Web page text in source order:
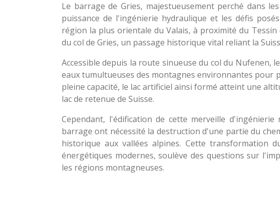
Le barrage de Gries, majestueusement perché dans
puissance de l'ingénierie hydraulique et les défis
région la plus orientale du Valais, à proximité du
du col de Gries, un passage historique vital reliant la
Accessible depuis la route sinueuse du col du Nufenen,
eaux tumultueuses des montagnes environnantes pour
pleine capacité, le lac artificiel ainsi formé atteint une
lac de retenue de Suisse.
Cependant, l'édification de cette merveille
barrage ont nécessité la destruction d'une partie du
historique aux vallées alpines. Cette transformation
énergétiques modernes, soulève des questions sur
les régions montagneuses.